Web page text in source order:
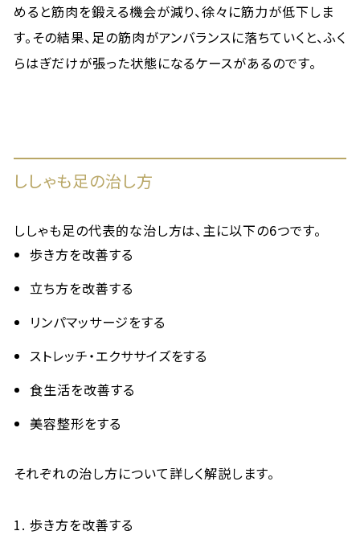
めると筋肉を鍛える機会が減り、徐々に筋力が低下しま
す。その結果、足の筋肉がアンバランスに落ちていくと、ふく
らはぎだけが張った状態になるケースがあるのです。
ししゃも足の治し方
ししゃも足の代表的な治し方は、主に以下の6つです。
歩き方を改善する
立ち方を改善する
リンパマッサージをする
ストレッチ・エクササイズをする
食生活を改善する
美容整形をする
それぞれの治し方について詳しく解説します。
1. 歩き方を改善する